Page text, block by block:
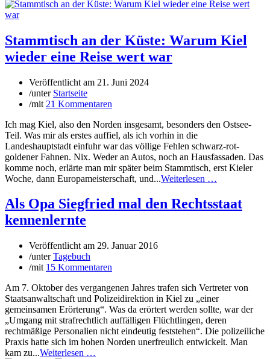
Stammtisch an der Küste: Warum Kiel
wieder eine Reise wert war
Veröffentlicht am 21. Juni 2024
/unter Startseite
/mit 21 Kommentaren
Ich mag Kiel, also den Norden insgesamt, besonders den Ostsee-
Teil. Was mir als erstes auffiel, als ich vorhin in die
Landeshauptstadt einfuhr war das völlige Fehlen schwarz-rot-
goldener Fahnen. Nix. Weder an Autos, noch an Hausfassaden. Das
komme noch, erlärte man mir später beim Stammtisch, erst Kieler
Woche, dann Europameisterschaft, und...Weiterlesen …
Als Opa Siegfried mal den Rechtsstaat
kennenlernte
Veröffentlicht am 29. Januar 2016
/unterTagebuch
/mit 15 Kommentaren
Am 7. Oktober des vergangenen Jahres trafen sich Vertreter von
Staatsanwaltschaft und Polizeidirektion in Kiel zu „einer
gemeinsamen Erörterung“. Was da erörtert werden sollte, war der
„Umgang mit strafrechtlich auffälligen Flüchtlingen, deren
rechtmäßige Personalien nicht eindeutig feststehen“. Die polizeiliche
Praxis hatte sich im hohen Norden unerfreulich entwickelt. Man
kam zu...Weiterlesen …